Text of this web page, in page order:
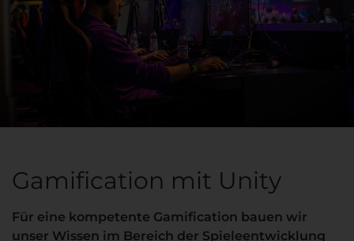
Gamification mit Unity
Für eine kompetente Gamification bauen wir
unser Wissen im Bereich der Spieleentwicklung